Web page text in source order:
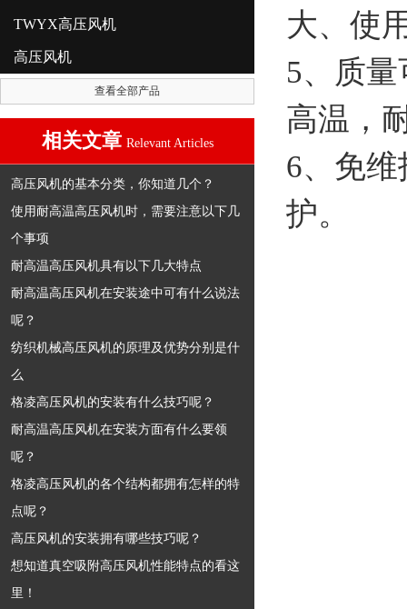
TWYX高压风机
高压风机
查看全部产品
相关文章 Relevant Articles
高压风机的基本分类，你知道几个？
使用耐高温高压风机时，需要注意以下几
个事项
耐高温高压风机具有以下几大特点
耐高温高压风机在安装途中可有什么说法
呢？
纺织机械高压风机的原理及优势分别是什
么
格凌高压风机的安装有什么技巧呢？
耐高温高压风机在安装方面有什么要领
呢？
格凌高压风机的各个结构都拥有怎样的特
点呢？
高压风机的安装拥有哪些技巧呢？
想知道真空吸附高压风机性能特点的看这
里！
大、使
5、质
高温，
6、免
护。